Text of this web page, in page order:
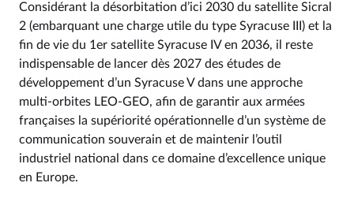
Considérant la désorbitation d’ici 2030 du satellite Sicral
2 (embarquant une charge utile du type Syracuse III) et la
fin de vie du 1er satellite Syracuse IV en 2036, il reste
indispensable de lancer dès 2027 des études de
développement d’un Syracuse V dans une approche
multi-orbites LEO-GEO, afin de garantir aux armées
françaises la supériorité opérationnelle d’un système de
communication souverain et de maintenir l’outil
industriel national dans ce domaine d’excellence unique
en Europe.